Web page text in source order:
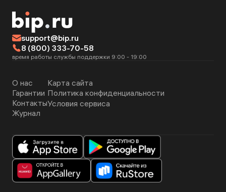
support@bip.ru
8 (800) 333-70-58
время работы службы поддержки 9:00 - 19:00
О нас
Гарантии
Контакты
Журнал
Карта сайта
Политика конфиденциальности
Условия сервиса